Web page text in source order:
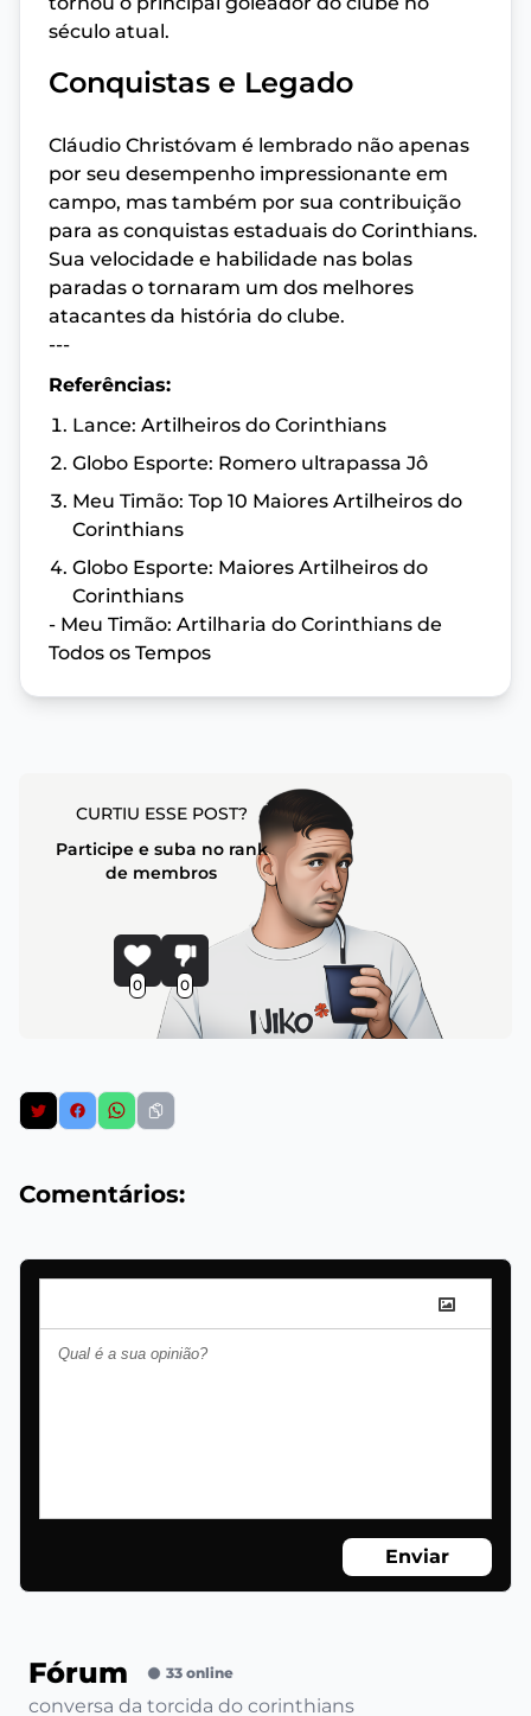
século atual.
Conquistas e Legado
Cláudio Christóvam é lembrado não apenas
por seu desempenho impressionante em
campo, mas também por sua contribuição
para as conquistas estaduais do Corinthians.
Sua velocidade e habilidade nas bolas
paradas o tornaram um dos melhores
atacantes da história do clube.
---
Referências:
Lance: Artilheiros do Corinthians
Globo Esporte: Romero ultrapassa Jô
Meu Timão: Top 10 Maiores Artilheiros do
Corinthians
Globo Esporte: Maiores Artilheiros do
Corinthians
- Meu Timão: Artilharia do Corinthians de
Todos os Tempos
CURTIU ESSE POST?
Participe e suba no rank
de membros
0 0
Comentários:
Enviar
Fórum 33 online
conversa da torcida do corinthians